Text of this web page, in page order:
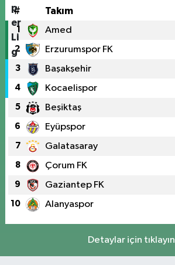
# Takım
1 Amed
2 Erzurumspor FK
3 Başakşehir
4 Kocaelispor
5 Beşiktaş
6 Eyüpspor
7 Galatasaray
8 Çorum FK
9 Gaziantep FK
10 Alanyaspor
Detaylar için tıklayın